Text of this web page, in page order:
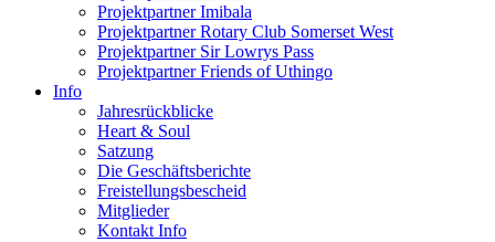
Projektpartner Imibala
Projektpartner Rotary Club Somerset West
Projektpartner Sir Lowrys Pass
Projektpartner Friends of Uthingo
Info
Jahresrückblicke
Heart & Soul
Satzung
Die Geschäftsberichte
Freistellungsbescheid
Mitglieder
Kontakt Info